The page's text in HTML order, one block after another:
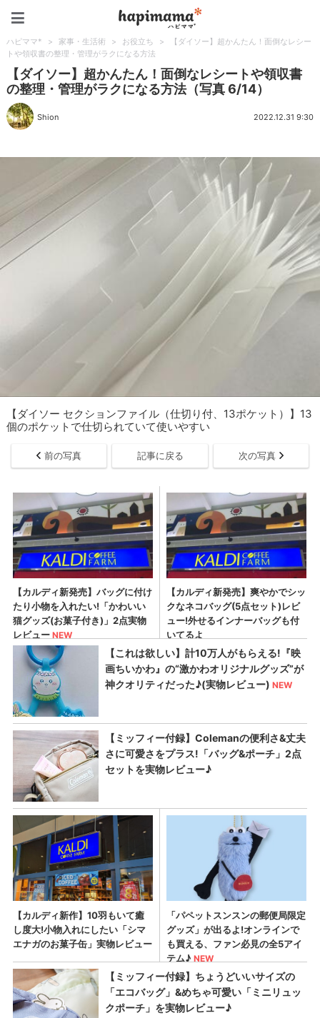
ハピママ* > 家事・生活術 > お役立ち >
【ダイソー】超かんたん！面倒なレシー
トや領収書の整理・管理がラクになる方法
【ダイソー】超かんたん！面倒なレシートや領収書
の整理・管理がラクになる方法（写真 6/14）
Shion 2022.12.31 9:30
【ダイソー セクションファイル（仕切り付、13ポケット）】13
個のポケットで仕切られていて使いやすい
前の写真 記事に戻る 次の写真